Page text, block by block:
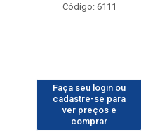
Código: 6111
Faça seu login ou
cadastre-se para
ver preços e
comprar